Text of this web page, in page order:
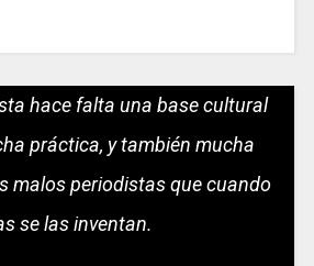
hace falta una base cultural
práctica, y también mucha
malos periodistas que cuando
se las inventan.